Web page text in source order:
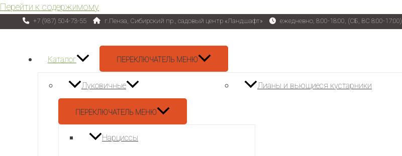
Перейти к содержимому
+7 (987) 504-73-55 г.Пенза, Сибирский пр., садовый центр «Ландшафт» ежедневно, 8:00-18:00, (СБ, ВС 8:00-17:00)
Каталог ПЕРЕКЛЮЧАТЕЛЬ МЕНЮ
Луковичные
ПЕРЕКЛЮЧАТЕЛЬ МЕНЮ
Нарциссы
Лианы и вьющиеся кустарники